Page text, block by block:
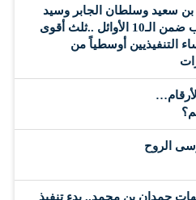
بن سعيد وسلطان الجابر وسيد
شعيب ضمن الـ10 الأوائل ..ثلث أقوى
التنفيذيين أوسطياً من
الروح
حمدان بن محمد.. بدء تنفيذ